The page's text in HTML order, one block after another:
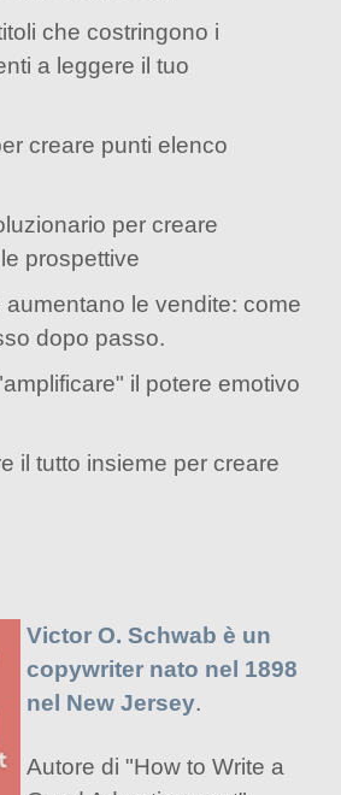
che costringono i
a leggere il tuo
creare punti elenco
per creare
prospettive
aumentano le vendite: come
dopo passo.
il potere emotivo
il tutto insieme per creare
Victor O. Schwab è un
copywriter nato nel 1898
nel New Jersey.
Autore di "How to Write a